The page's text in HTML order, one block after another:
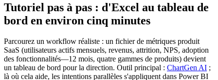
Tutoriel pas à pas : d'Excel au tableau de
bord en environ cinq minutes
Parcourez un workflow réaliste : un fichier de métriques produit
SaaS (utilisateurs actifs mensuels, revenus, attrition, NPS, adoption
des fonctionnalités—12 mois, quatre gammes de produits) devient
un tableau de bord pour la direction. Outil principal : ChartGen AI ;
là où cela aide, les intentions parallèles s'appliquent dans Power BI